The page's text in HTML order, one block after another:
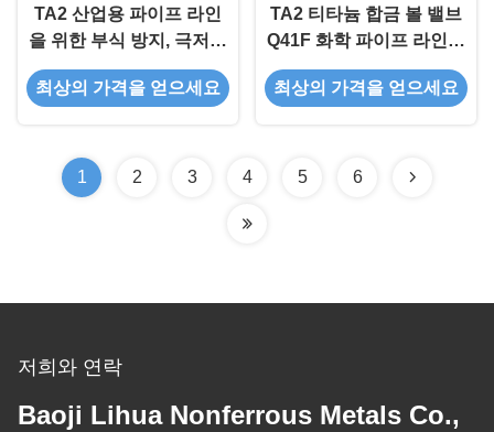
TA2 산업용 파이프 라인
을 위한 부식 방지, 극저하
흐름 저항 및 방화 안전 설
계
최상의 가격을 얻으세요
TA2 티타늄 합금 볼 밸브
Q41F 화학 파이프 라인을
위한 방화 안전 설계로 코
로시온 저항 클래스 150-
최상의 가격을 얻으세요
1 2 3 4 5 6
저희와 연락
Baoji Lihua Nonferrous Metals Co.,